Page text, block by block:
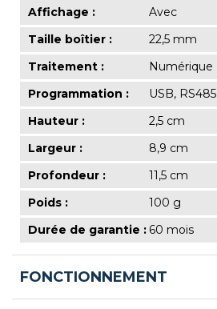
Affichage :
Avec
Taille boîtier :
22,5 mm
Traitement :
Numérique
Programmation :
USB, RS485
Hauteur :
2,5 cm
Largeur :
8,9 cm
Profondeur :
11,5 cm
Poids :
100 g
Durée de garantie : 60 mois
FONCTIONNEMENT